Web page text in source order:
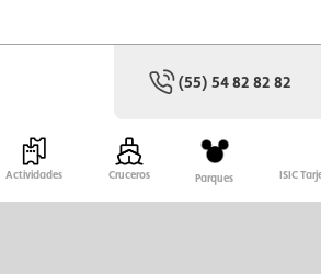
(55) 54 82 82 82
Actividades Cruceros Parques ISIC